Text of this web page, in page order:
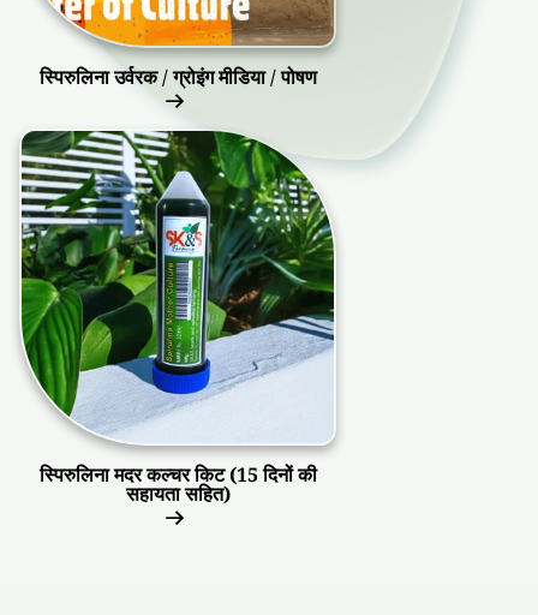
स्पिरुलिना उर्वरक / ग्रोइंग मीडिया / पोषण
स्पिरुलिना मदर कल्चर किट (15 दिनों की
सहायता सहित)